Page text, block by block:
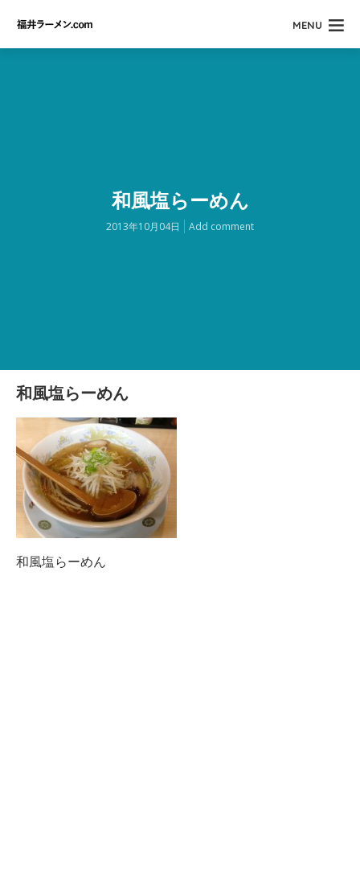
MENU
和風塩らーめん
2013年10月04日 Add comment
和風塩らーめん
和風塩らーめん